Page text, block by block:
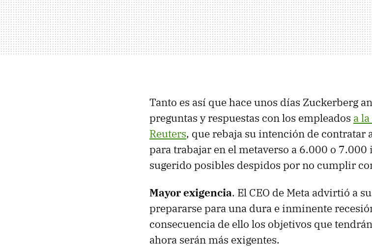
Tanto es así que hace unos días Zuckerberg
preguntas y respuestas con los empleados a
Reuters, que rebaja su intención de contratar
para trabajar en el metaverso a 6.000 o
sugerido posibles despidos por no cumplir
Mayor exigencia. El CEO de Meta advirtió a
prepararse para una dura e inminente
consecuencia de ello los objetivos que
ahora serán más exigentes.